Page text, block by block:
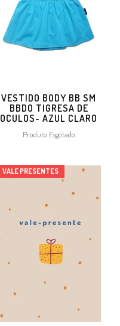
VESTIDO BODY BB SM
BBDO TIGRESA DE
OCULOS- AZUL CLARO
Produto Esgotado
VALE PRESENTES